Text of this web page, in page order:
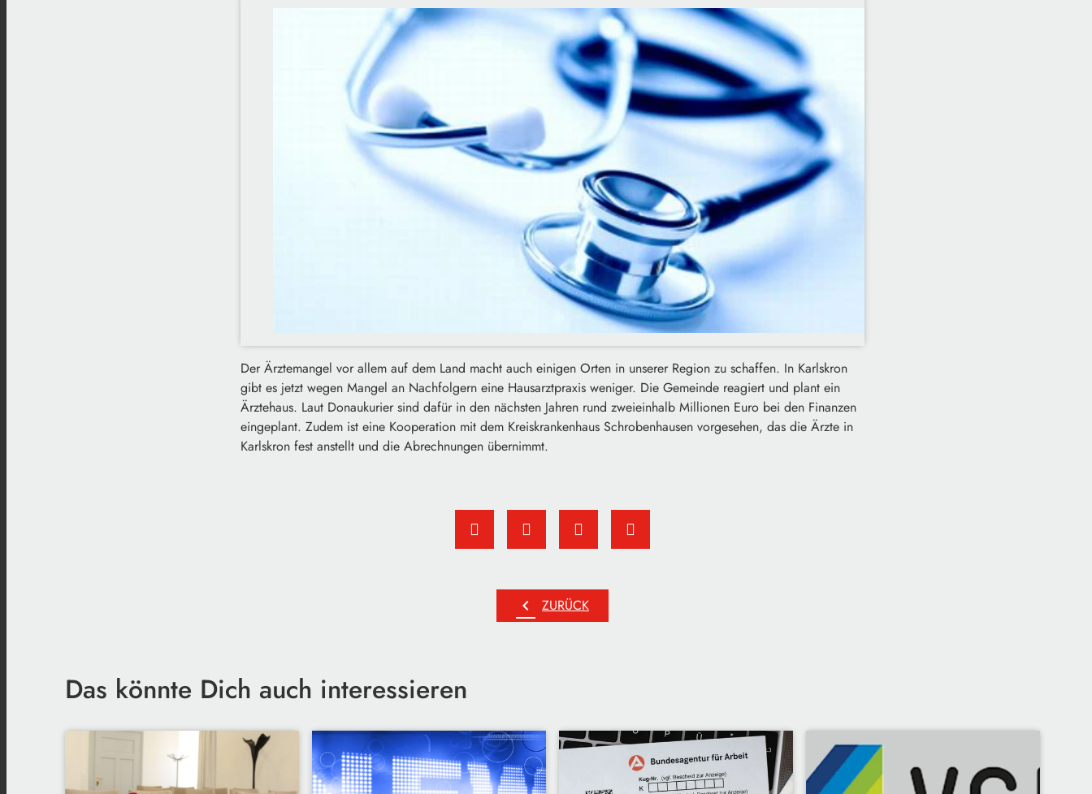
Der Ärztemangel vor allem auf dem Land macht auch einigen Orten in unserer Region zu schaffen. In Karlskron
gibt es jetzt wegen Mangel an Nachfolgern eine Hausarztpraxis weniger. Die Gemeinde reagiert und plant ein
Ärztehaus. Laut Donaukurier sind dafür in den nächsten Jahren rund zweieinhalb Millionen Euro bei den Finanzen
eingeplant. Zudem ist eine Kooperation mit dem Kreiskrankenhaus Schrobenhausen vorgesehen, das die Ärzte in
Karlskron fest anstellt und die Abrechnungen übernimmt.
chevron_left ZURÜCK
Das könnte Dich auch interessieren